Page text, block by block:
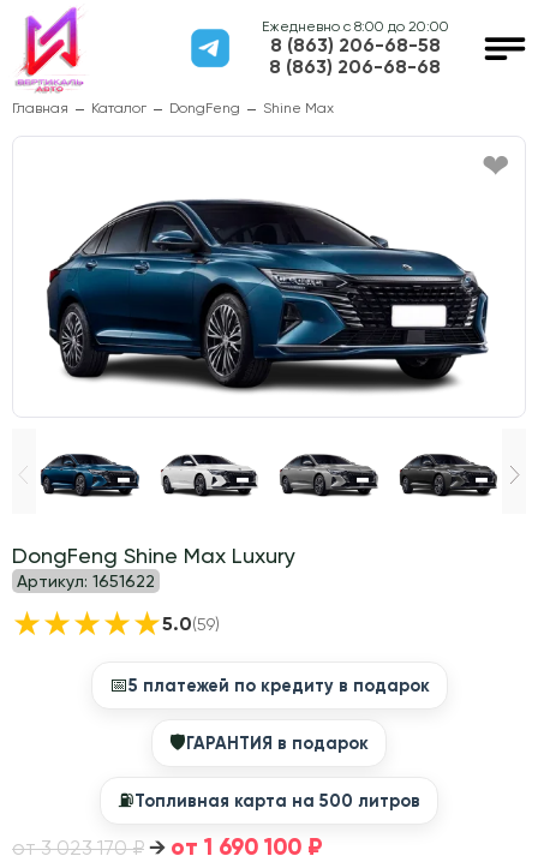
Ежедневно с 8:00 до 20:00
8 (863) 206-68-58
8 (863) 206-68-68
Главная Каталог DongFeng Shine Max
DongFeng Shine Max Luxury
Артикул: 1651622
★★★★★5.0(59)
📅5 платежей по кредиту в подарок
🛡ГАРАНТИЯ в подарок
⛽️Топливная карта на 500 литров
от 3 023 170 ₽ → от 1 690 100 ₽